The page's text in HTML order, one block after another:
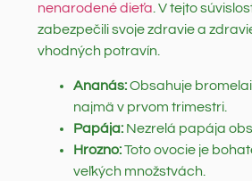
nenarodené dieťa. V tejto
zabezpečili svoje zdravie a
vhodných potravín.
Ananás:Obsahuje
najmä v prvom trimestri.
Papája: Nezrelá papája
Hrozno:Toto ovocie je
veľkých množstvách.